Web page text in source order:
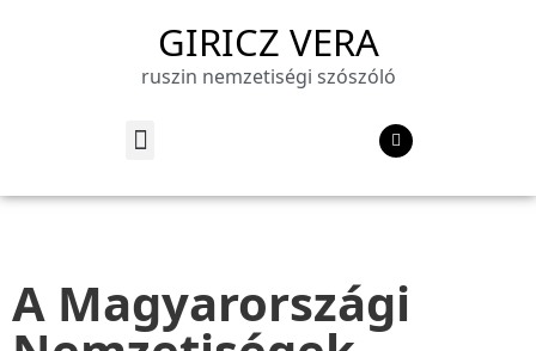
GIRICZ VERA
ruszin nemzetiségi szószóló
A Magyarországi